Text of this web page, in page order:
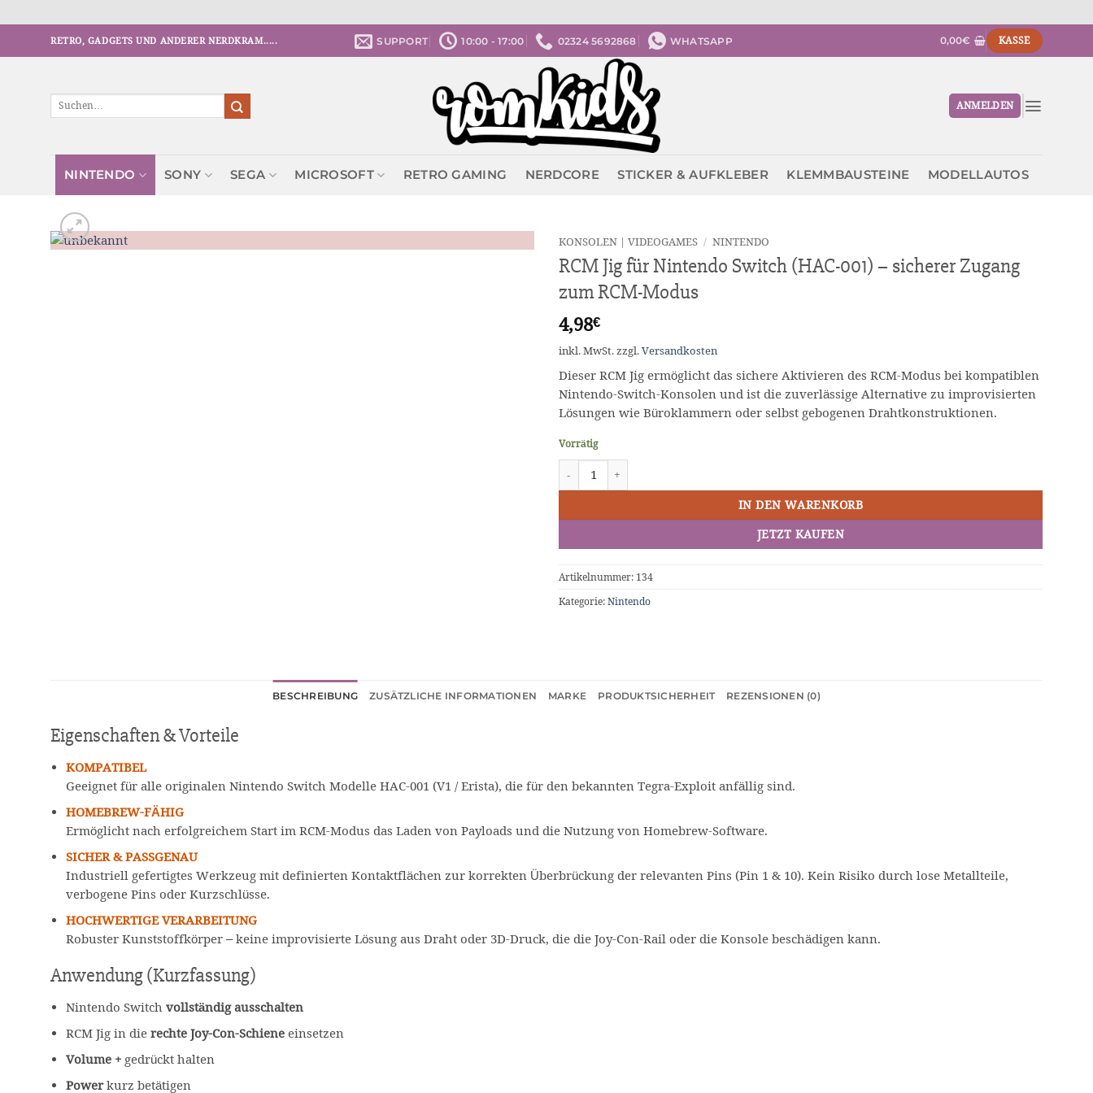
Zum
RETRO, GADGETS UND ANDERER NERDKRAM..... SUPPORT 10:00 - 17:00 02324 5692868 WHATSAPP 0,00€ KASSE
Suchen
ANMELDEN
NINTENDO SONY SEGA MICROSOFT RETRO GAMING NERDCORE STICKER & AUFKLEBER KLEMMBAUSTEINE MODELLAUTOS
KONSOLEN | VIDEOGAMES / NINTENDO
RCM Jig für Nintendo Switch (HAC-001) – sicherer Zugang
zum RCM-Modus
4,98€
inkl. MwSt.zzgl.Versandkosten
Dieser RCM Jig ermöglicht das sichere Aktivieren des RCM-Modus bei kompatiblen
Nintendo-Switch-Konsolen und ist die zuverlässige Alternative zu improvisierten
Lösungen wie Büroklammern oder selbst gebogenen Drahtkonstruktionen.
Vorrätig
IN DEN WARENKORB
JETZT KAUFEN
Artikelnummer: 134
Kategorie: Nintendo
BESCHREIBUNG ZUSÄTZLICHE INFORMATIONEN MARKE PRODUKTSICHERHEIT REZENSIONEN (0)
Eigenschaften & Vorteile
KOMPATIBEL
Geeignet für alle originalen Nintendo Switch Modelle HAC-001 (V1 / Erista), die für den bekannten Tegra-Exploit anfällig sind.
HOMEBREW-FÄHIG
Ermöglicht nach erfolgreichem Start im RCM-Modus das Laden von Payloads und die Nutzung von Homebrew-Software.
SICHER & PASSGENAU
Industriell gefertigtes Werkzeug mit definierten Kontaktflächen zur korrekten Überbrückung der relevanten Pins (Pin 1 & 10). Kein Risiko durch lose Metallteile,
verbogene Pins oder Kurzschlüsse.
HOCHWERTIGE VERARBEITUNG
Robuster Kunststoffkörper – keine improvisierte Lösung aus Draht oder 3D-Druck, die die Joy-Con-Rail oder die Konsole beschädigen kann.
Anwendung (Kurzfassung)
Nintendo Switch vollständig ausschalten
RCM Jig in dierechte Joy-Con-Schieneeinsetzen
Volume + gedrückt halten
Powerkurz betätigen